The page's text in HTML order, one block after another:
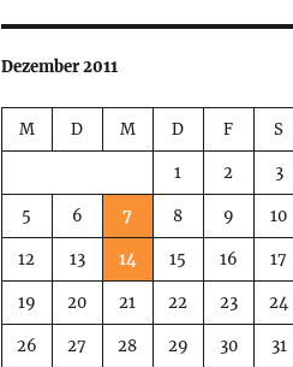
Dezember 2011
M D M D F S
1 2 3
5 6 7 8 9 10
12 13 14 15 16 17
19 20 21 22 23 24
26 27 28 29 30 31